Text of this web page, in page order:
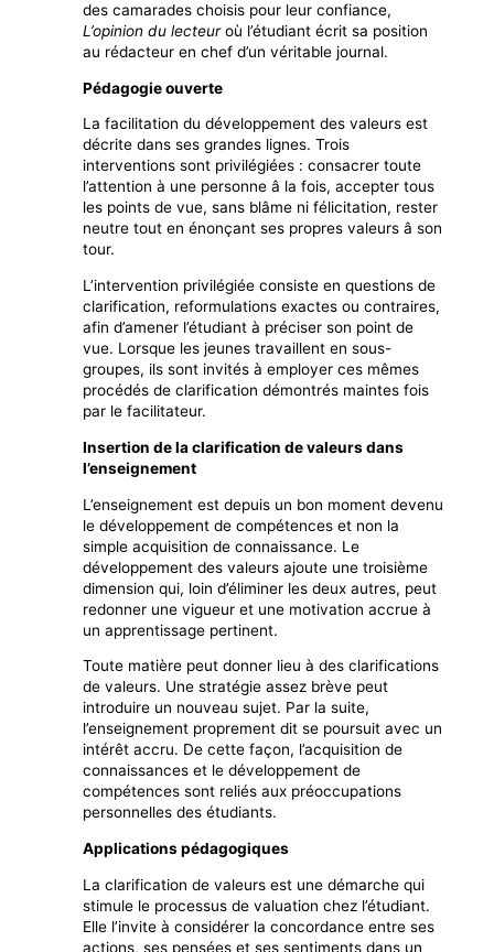
des camarades choisis pour leur confiance,
L’opiniondu lecteuroù l’étudiant écrit sa position
au rédacteur en chef d’un véritable journal.
Pédagogie ouverte
La facilitation du développement des valeurs est
décrite dans ses grandes lignes. Trois
interventions sont privilégiées : consacrer toute
l’attention à une personne â la fois, accepter tous
les points de vue, sans blâme ni félicitation, rester
neutre tout en énonçant ses propres valeurs â son
tour.
L’intervention privilégiée consiste en questions de
clarification, reformulations exactes ou contraires,
afin d’amener l’étudiant à préciser son point de
vue. Lorsque les jeunes travaillent en sous-
groupes, ils sont invités à employer ces mêmes
procédés de clarification démontrés maintes fois
par le facilitateur.
Insertion de la clarification de valeurs dans
l’enseignement
L’enseignement est depuis un bon moment devenu
le développement de compétences et non la
simple acquisition de connaissance. Le
développement des valeurs ajoute une troisième
dimension qui, loin d’éliminer les deux autres, peut
redonner une vigueur et une motivation accrue à
un apprentissage pertinent.
Toute matière peut donner lieu à des clarifications
de valeurs. Une stratégie assez brève peut
introduire un nouveau sujet. Par la suite,
l’enseignement proprement dit se poursuit avec un
intérêt accru. De cette façon, l’acquisition de
connaissances et le développement de
compétences sont reliés aux préoccupations
personnelles des étudiants.
Applications pédagogiques
La clarification de valeurs est une démarche qui
stimule le processus de valuation chez l’étudiant.
Elle l’invite à considérer la concordance entre ses
actions, ses pensées et ses sentiments dans un